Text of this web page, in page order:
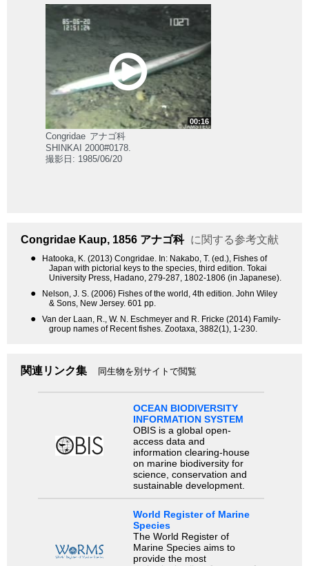
00:16
Congridae アナゴ科
SHINKAI 2000#0178.
撮影日: 1985/06/20
Congridae Kaup, 1856 アナゴ科 に関する参考文献
●
Hatooka, K. (2013) Congridae. In: Nakabo, T. (ed.), Fishes of
Japan with pictorial keys to the species, third edition. Tokai
University Press, Hadano, 279-287, 1802-1806 (in Japanese).
●
Nelson, J. S. (2006) Fishes of the world, 4th edition. John Wiley
& Sons, New Jersey. 601 pp.
●
Van der Laan, R., W. N. Eschmeyer and R. Fricke (2014) Family-
group names of Recent fishes. Zootaxa, 3882(1), 1-230.
関連リンク集 同生物を別サイトで閲覧
OCEAN BIODIVERSITY
INFORMATION SYSTEM
OBIS is a global open-
access data and
information clearing-house
on marine biodiversity for
science, conservation and
sustainable development.
World Register of Marine
Species
The World Register of
Marine Species aims to
provide the most